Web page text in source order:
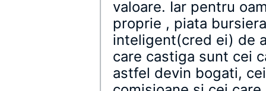
valoare. Iar pentru
proprie , piata
inteligent(cred ei) de
care castiga sunt cei
astfel devin bogati,